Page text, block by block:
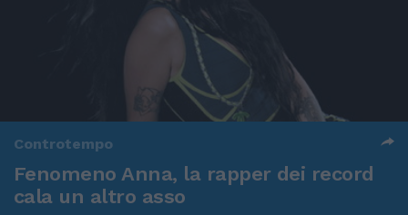
Controtempo
Fenomeno Anna, la rapper dei record
cala un altro asso